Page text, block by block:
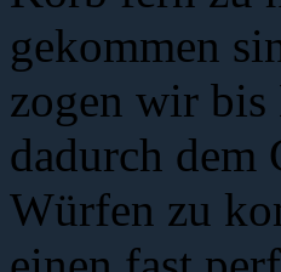
gekommen
zogen wir bis
dadurch dem
Würfen zu